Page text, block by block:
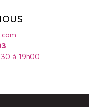
à 19h00